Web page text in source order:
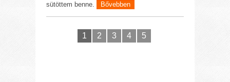
sütöttem benne.
Bővebben
1 2 3 4 5